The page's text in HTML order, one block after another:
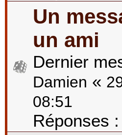
Un
un ami
Dernier
Damien «
08:51
Réponses :